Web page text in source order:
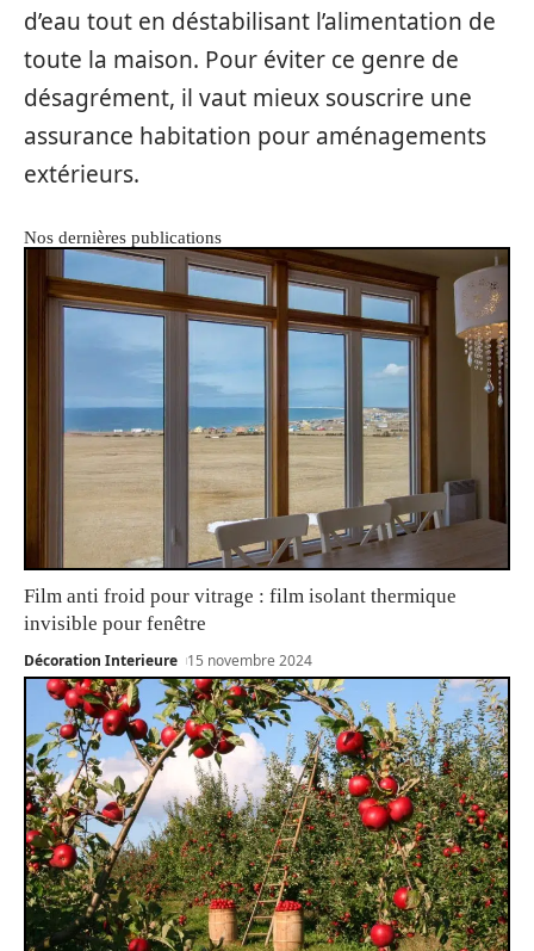
d’eau tout en déstabilisant l’alimentation de
toute la maison. Pour éviter ce genre de
désagrément, il vaut mieux souscrire une
assurance habitation pour aménagements
extérieurs.
Nos dernières publications
Film anti froid pour vitrage : film isolant thermique
invisible pour fenêtre
Décoration Interieure 15 novembre 2024